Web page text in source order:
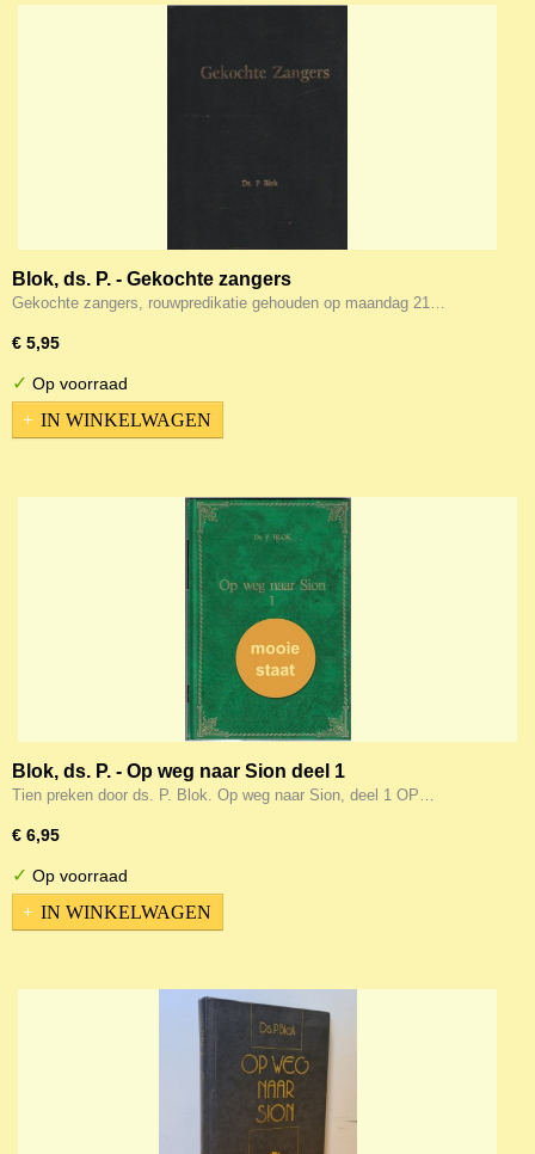
Blok, ds. P. - Gekochte zangers
Gekochte zangers, rouwpredikatie gehouden op maandag 21…
€ 5,95
✓ Op voorraad
IN WINKELWAGEN
Blok, ds. P. - Op weg naar Sion deel 1
Tien preken door ds. P. Blok. Op weg naar Sion, deel 1 OP…
€ 6,95
✓ Op voorraad
IN WINKELWAGEN